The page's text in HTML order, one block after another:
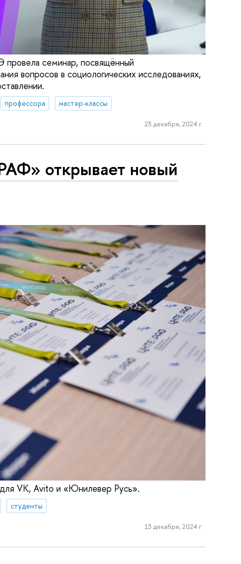
семинар, посвящённый
вопросов в социологических исследованиях,
профессора
мастер-классы
23 декабря, 2024 г.
открывает новый
VK, Avito и «Юнилевер Русь».
студенты
13 декабря, 2024 г.